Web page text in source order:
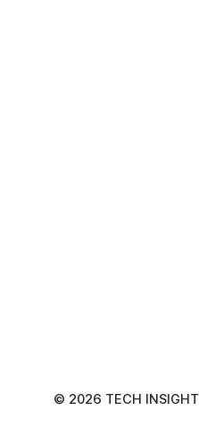
© 2026 TECH INSIGHT